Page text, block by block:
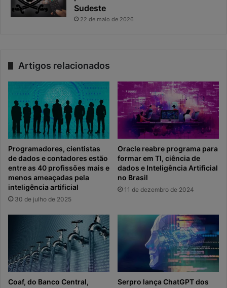
Sudeste
22 de maio de 2026
Artigos relacionados
Programadores, cientistas
de dados e contadores estão
entre as 40 profissões mais e
menos ameaçadas pela
inteligência artificial
30 de julho de 2025
Oracle reabre programa para
formar em TI, ciência de
dados e Inteligência Artificial
no Brasil
11 de dezembro de 2024
Coaf, do Banco Central,
Serpro lança ChatGPT dos